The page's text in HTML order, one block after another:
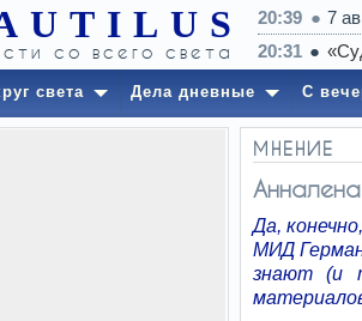
со всего света
20:39 7
света Дела дневные С
МНЕНИЕ
Да,
МИД
знают (и